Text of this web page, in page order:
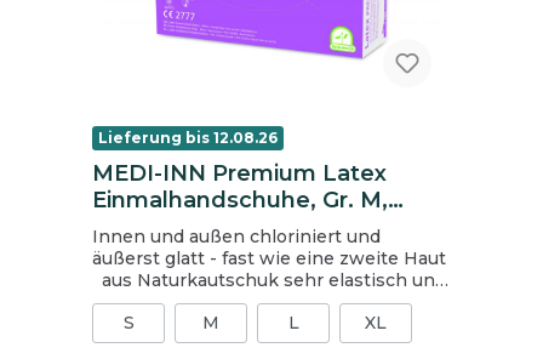
Lieferung bis 12.08.26
MEDI-INN Premium Latex
Einmalhandschuhe, Gr. M,
ungepudert, doppelt
chloriniert, weiß
Innen und außen chloriniert und
äußerst glatt - fast wie eine zweite Haut
reißfest puderfrei hoher Schutz leicht
anzuziehen sehr guter Tragekomfort
beidhändig verwendbar Medizinprodukt
S M L XL